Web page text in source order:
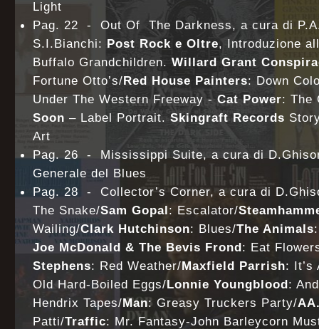
Light
Pag. 22 - Out Of The Darkness, a cura di
S.I.Bianchi: Post Rock e Oltre, Introduzione
Buffalo Grandchildren. Willard Grant
Fortune Otto’s/Red House Painters: Down
Under The Western Freeway -Cat Power: The
Soon – Label Portrait.Skingraft Records
Art
Pag. 26 - Mississippi Suite, a cura di
Generale del Blues
Pag. 28 - Collector’s Corner, a cura di
The Snake/Sam Gopal: Escalator/
Wailing/Clark Hutchinson: Blues/The Animals
Joe McDonald & The Bevis Frond: Eat
Stephens: Red Weather/Maxfield Parrish: It’s
Old Hard-Boiled Eggs/Lonnie Youngblood:
Hendrix Tapes/Man: Greasy Truckers Party/
Patti/Traffic: Mr. Fantasy-John Barleycorn